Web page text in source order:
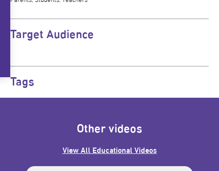
Target Audience
Tags
Other videos
View All Educational Videos